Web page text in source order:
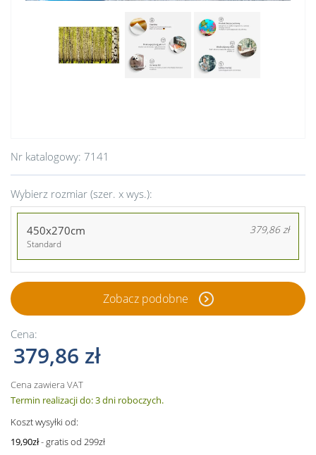
Nr katalogowy: 7141
Wybierz rozmiar (szer. x wys.):
450x270cm 379,86 zł
Standard
Zobacz podobne
Cena:
379,86 zł
Cena zawiera VAT
Termin realizacji do: 3 dni roboczych.
Koszt wysyłki od:
19,90zł- gratis od 299zł